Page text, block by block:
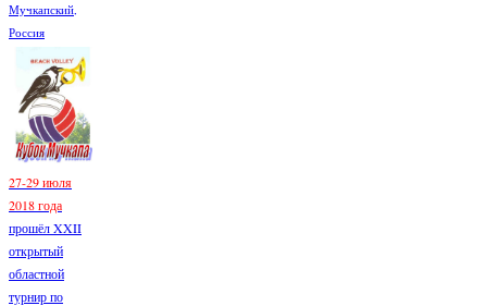
Мучкапский,
Россия
27-29 июля
2018 года
прошёл XXII
открытый
областной
турнир по